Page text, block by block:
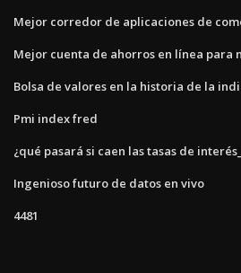
Mejor corredor de aplicaciones de
Mejor cuenta de ahorros en línea para
Bolsa de valores en la historia de la
Pmi index fred
¿qué pasará si caen las tasas de interés_
Ingenioso futuro de datos en vivo
4481